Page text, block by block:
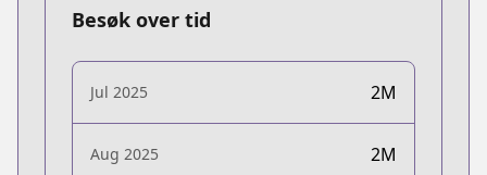
Besøk over tid
Jul 2025 2M
Aug 2025 2M